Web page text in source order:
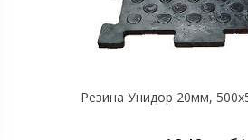
Резина Унидор 20мм,